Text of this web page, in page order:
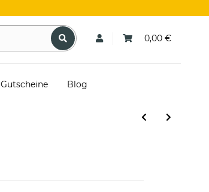
0,00 €
Gutscheine Blog